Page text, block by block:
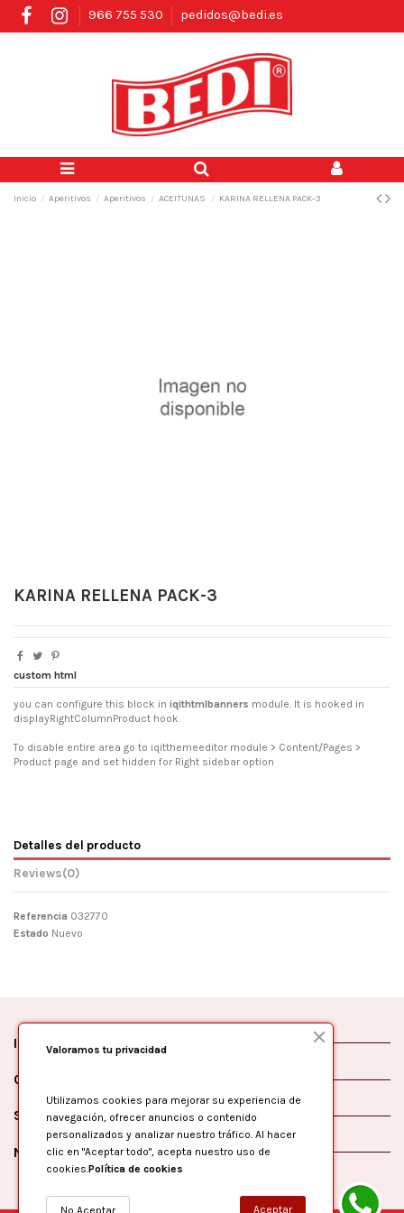
966 755 530 pedidos@bedi.es
Inicio Aperitivos Aperitivos ACEITUNAS KARINA RELLENA PACK-3
KARINA RELLENA PACK-3
custom html
you can configure this block in iqithtmlbanners module. It is hooked in
displayRightColumnProduct hook.
To disable entire area go to iqitthemeeditor module > Content/Pages >
Product page and set hidden for Right sidebar option
Detalles del producto
Reviews(0)
Referencia 032770
Estado Nuevo
Información
Contáctanos
Síguenos
Newsletter
Valoramos tu privacidad
Utilizamos cookies para mejorar su experiencia de
navegación, ofrecer anuncios o contenido
personalizados y analizar nuestro tráfico. Al hacer
clic en "Aceptar todo", acepta nuestro uso de
cookies.Política de cookies
Aceptar
No Aceptar